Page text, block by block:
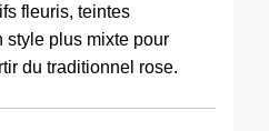
fleuris, teintes
style plus mixte pour
du traditionnel rose.